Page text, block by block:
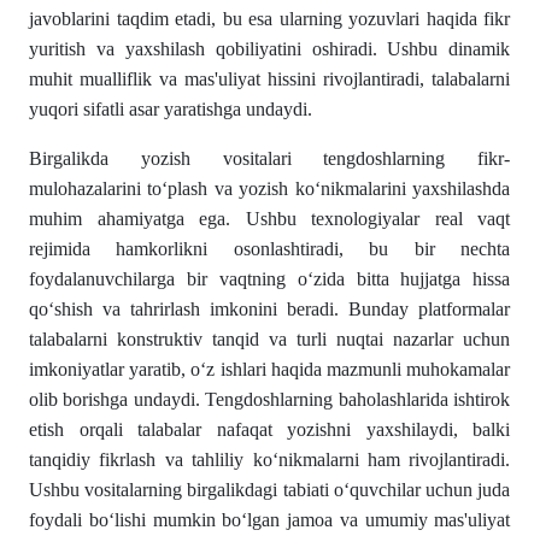
javoblarini taqdim etadi, bu esa ularning yozuvlari haqida fikr
yuritish va yaxshilash qobiliyatini oshiradi. Ushbu dinamik
muhit mualliflik va mas'uliyat hissini rivojlantiradi, talabalarni
yuqori sifatli asar yaratishga undaydi.
Birgalikda yozish vositalari tengdoshlarning fikr-
mulohazalarini toʻplash va yozish koʻnikmalarini yaxshilashda
muhim ahamiyatga ega. Ushbu texnologiyalar real vaqt
rejimida hamkorlikni osonlashtiradi, bu bir nechta
foydalanuvchilarga bir vaqtning oʻzida bitta hujjatga hissa
qoʻshish va tahrirlash imkonini beradi. Bunday platformalar
talabalarni konstruktiv tanqid va turli nuqtai nazarlar uchun
imkoniyatlar yaratib, oʻz ishlari haqida mazmunli muhokamalar
olib borishga undaydi. Tengdoshlarning baholashlarida ishtirok
etish orqali talabalar nafaqat yozishni yaxshilaydi, balki
tanqidiy fikrlash va tahliliy koʻnikmalarni ham rivojlantiradi.
Ushbu vositalarning birgalikdagi tabiati oʻquvchilar uchun juda
foydali boʻlishi mumkin boʻlgan jamoa va umumiy mas'uliyat